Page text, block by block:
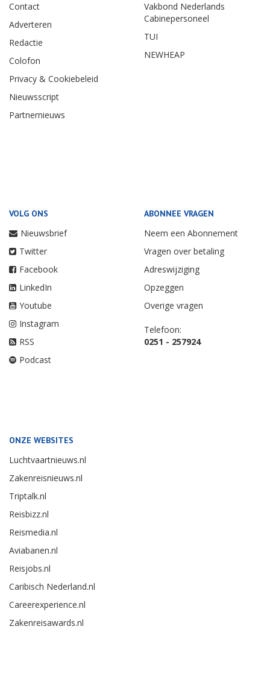
Contact
Adverteren
Redactie
Colofon
Privacy & Cookiebeleid
Nieuwsscript
Partnernieuws
Vakbond Nederlands
Cabinepersoneel
TUI
NEWHEAP
VOLG ONS
Nieuwsbrief
Twitter
Facebook
LinkedIn
Youtube
Instagram
RSS
Podcast
ABONNEE VRAGEN
Neem een Abonnement
Vragen over betaling
Adreswijziging
Opzeggen
Overige vragen
Telefoon:
0251 - 257924
ONZE WEBSITES
Luchtvaartnieuws.nl
Zakenreisnieuws.nl
Triptalk.nl
Reisbizz.nl
Reismedia.nl
Aviabanen.nl
Reisjobs.nl
Caribisch Nederland.nl
Careerexperience.nl
Zakenreisawards.nl